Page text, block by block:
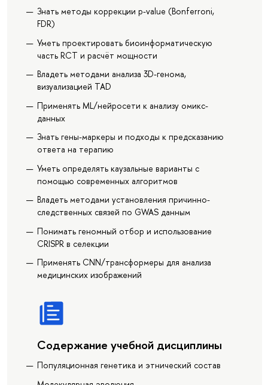
Знать методы коррекции p-value (Bonferroni,
FDR)
Уметь проектировать биоинформатическую
часть RCT и расчёт мощности
Владеть методами анализа 3D-генома,
визуализацией TAD
Применять ML/нейросети к анализу омикс-
данных
Знать гены-маркеры и подходы к предсказанию
ответа на терапию
Уметь определять каузальные варианты с
помощью современных алгоритмов
Владеть методами установления причинно-
следственных связей по GWAS данным
Понимать геномный отбор и использование
CRISPR в селекции
Применять CNN/трансформеры для анализа
медицинских изображений
Содержание учебной дисциплины
Популяционная генетика и этнический состав